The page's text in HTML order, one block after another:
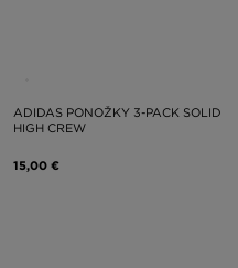
ADIDAS PONOŽKY 3-PACK SOLID
HIGH CREW
15,00 €